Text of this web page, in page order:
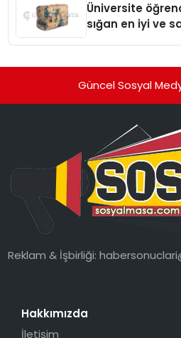
Üniversite
sığan en iyi ve
Güncel Sosyal
Reklam & İşbirliği:
Hakkımızda
İletişim